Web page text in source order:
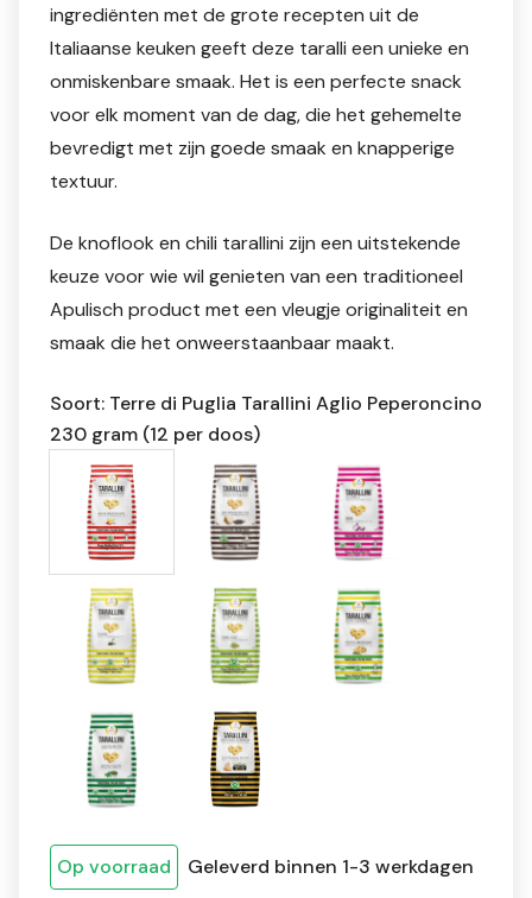
ingrediënten met de grote recepten uit de
Italiaanse keuken geeft deze taralli een unieke en
onmiskenbare smaak. Het is een perfecte snack
voor elk moment van de dag, die het gehemelte
bevredigt met zijn goede smaak en knapperige
textuur.
De knoflook en chili tarallini zijn een uitstekende
keuze voor wie wil genieten van een traditioneel
Apulisch product met een vleugje originaliteit en
smaak die het onweerstaanbaar maakt.
Soort: Terre di Puglia Tarallini Aglio Peperoncino
230 gram (12 per doos)
Op voorraad Geleverd binnen 1-3 werkdagen